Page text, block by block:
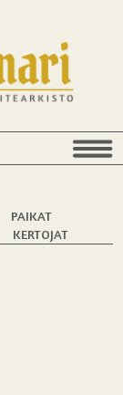
PAIKAT
KERTOJAT